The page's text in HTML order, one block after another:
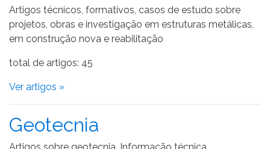
Artigos técnicos, formativos, casos de estudo sobre
projetos, obras e investigação em estruturas metálicas,
em construção nova e reabilitação
total de artigos: 45
Ver artigos »
Geotecnia